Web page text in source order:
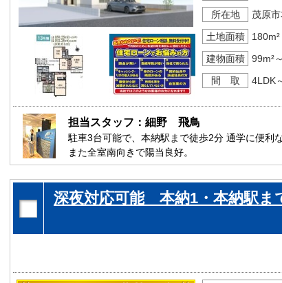
所在地
茂原
土地面積
建物面積
99m²
間 取
4LDK
担当スタッフ：細野　飛鳥
駐車3台可能で、本納駅まで徒歩2分 通学に便利
また全室南向きで陽当良好。
スッキリ片付くパントリー、玄関ホール収納も
是非、茂原市で新築一戸建をお探しの方はお気
お待ちしております。
深夜対応可能 本納1・本納駅ま